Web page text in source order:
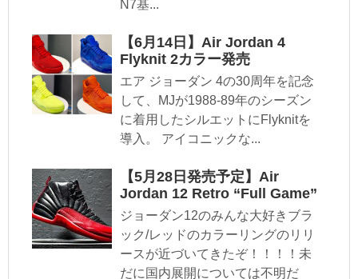
N7基...
【6月14日】Air Jordan 4
Flyknit 2カラー発売
エア ジョーダン 4の30周年を記念
して、MJが1988-89年のシーズン
に着用したシルエットにFlyknitを
導入。 アイコニックな...
【5月28日発売予定】Air
Jordan 12 Retro “Full Game”
ジョーダン12のみんな大好きブラ
ック/レッドのカラーリングのリリ
ースが近づいてきたぞ！！！！未
だに国内展開については不明だ